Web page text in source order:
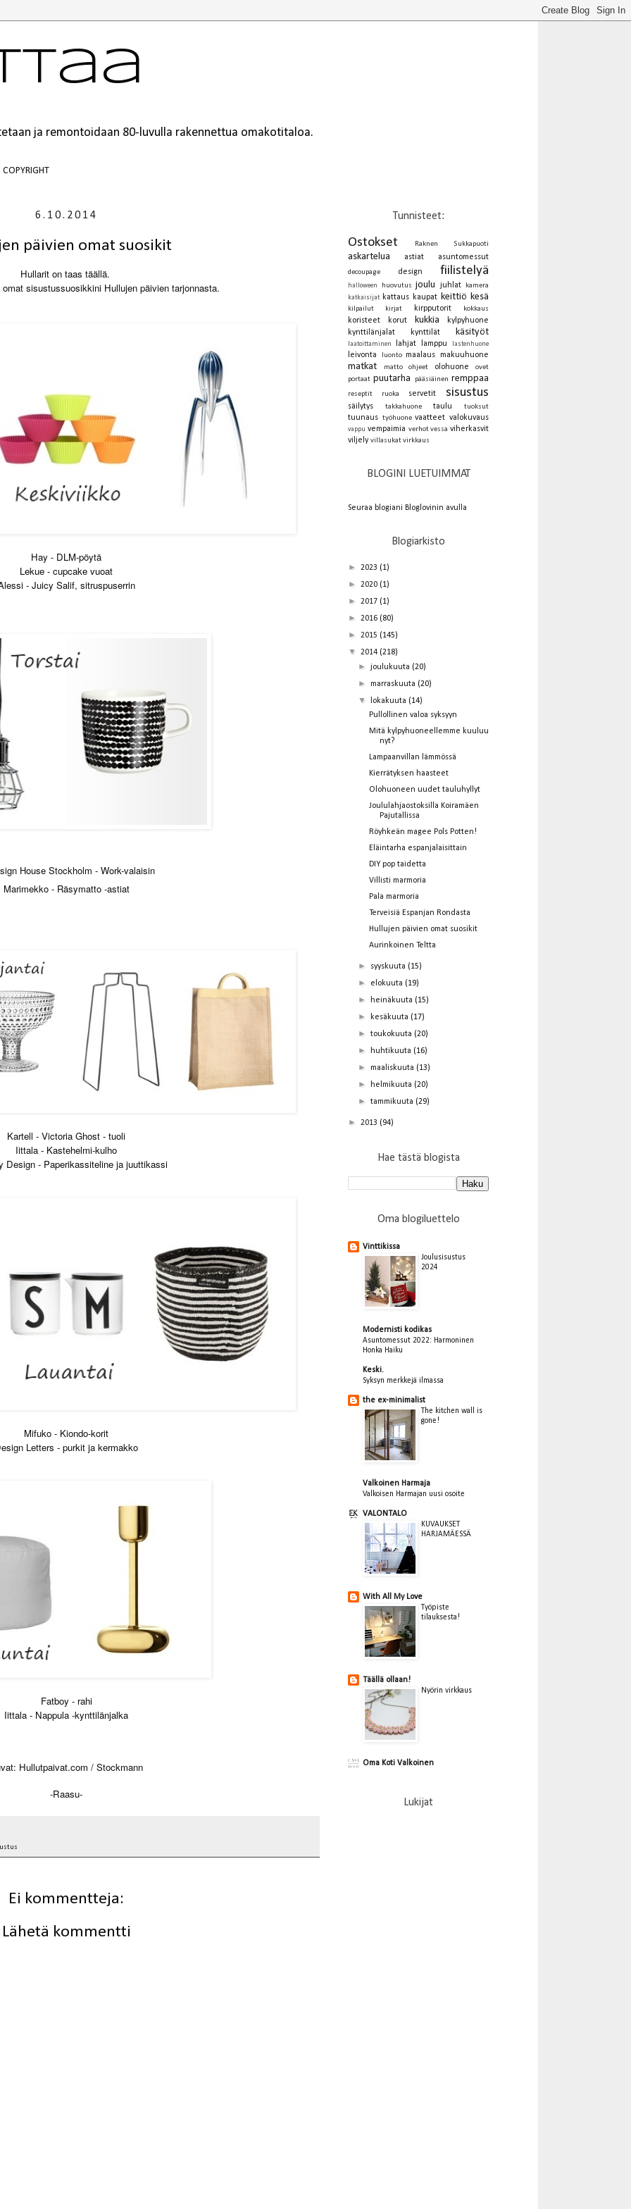
ja remontoidaan 80-luvulla rakennettua omakotitaloa.
COPYRIGHT
6.10.2014
päivien omat suosikit
Hullarit on taas täällä.
sisustussuosikkini Hullujen päivien tarjonnasta.
Hay - DLM-pöytä
Lekue - cupcake vuoat
- Juicy Salif, sitruspuserrin
House Stockholm - Work-valaisin
Marimekko - Räsymatto -astiat
Kartell - Victoria Ghost - tuoli
Iittala - Kastehelmi-kulho
Design - Paperikassiteline ja juuttikassi
Mifuko - Kiondo-korit
Letters - purkit ja kermakko
Fatboy - rahi
Iittala - Nappula -kynttilänjalka
Hullutpaivat.com / Stockmann
-Raasu-
Ei kommentteja:
Lähetä kommentti
Tunnisteet:
Ostokset Raknen Sukkapuoti
askartelua astiat asuntomessut
decoupage design fiilistelyä
halloween huovutus joulu juhlat kamera
katkaisijat kattaus kaupat keittiö kesä
kilpailut kirjat kirpputorit kokkaus
koristeet korut kukkia
kylpyhuone
kynttilänjalat
kynttilät käsityöt
laatoittaminen lahjat lamppu lastenhuone
leivonta luonto maalaus makuuhuone
matkat matto ohjeet olohuone
ovet
portaat puutarha pääsiäinen remppaa
reseptit ruoka servetit sisustus
säilytys takkahuone taulu tuoksut
tuunaus työhuone vaatteet valokuvaus
vappu vempaimia verhot vessa viherkasvit
viljely villasukatvirkkaus
BLOGINI LUETUIMMAT
Seuraa blogiani Bloglovinin avulla
Blogiarkisto
► 2023 (1)
► 2020 (1)
► 2017 (1)
► 2016 (80)
► 2015 (145)
▼ 2014 (218)
► joulukuuta (20)
► marraskuuta (20)
▼ lokakuuta (14)
Pullollinen valoa syksyyn
Mitä kylpyhuoneellemme kuuluu
nyt?
Lampaanvillan lämmössä
Kierrätyksen haasteet
Olohuoneen uudet tauluhyllyt
Joululahjaostoksilla Koiramäen
Pajutallissa
Röyhkeän magee Pols Potten!
Eläintarha espanjalaisittain
DIY pop taidetta
Villisti marmoria
Pala marmoria
Terveisiä Espanjan Rondasta
Hullujen päivien omat suosikit
Aurinkoinen Teltta
► syyskuuta (15)
► elokuuta (19)
► heinäkuuta (15)
► kesäkuuta (17)
►toukokuuta (20)
► huhtikuuta (16)
► maaliskuuta (13)
► helmikuuta (20)
►tammikuuta (29)
► 2013 (94)
Hae tästä blogista
Oma blogiluettelo
Vinttikissa
Joulusisustus
2024
Modernisti kodikas
Asuntomessut 2022: Harmoninen
Honka Haiku
Keski.
Syksyn merkkejä ilmassa
the ex-minimalist
The kitchen wall is
gone!
Valkoinen Harmaja
Valkoisen Harmajan uusi osoite
VALONTALO
KUVAUKSET
HARJAMÄESSÄ
With All My Love
Työpiste
tilauksesta!
Täällä ollaan!
Nyörin virkkaus
Oma Koti Valkoinen
Lukijat